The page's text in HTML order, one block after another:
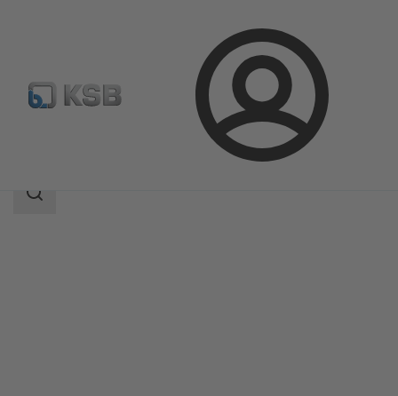
Aanmelding
Productcatalogus Controlmatic E
Zoekgebied